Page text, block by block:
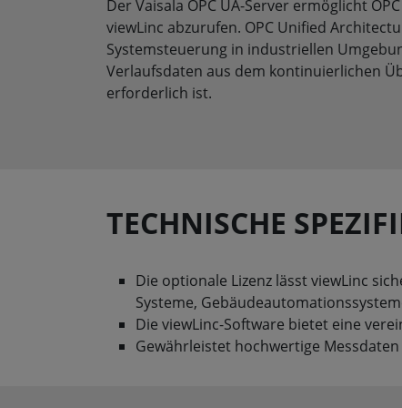
Der Vaisala OPC UA-Server ermöglicht
viewLinc abzurufen. OPC Unified
Systemsteuerung in industriellen
Verlaufsdaten aus dem kontinuierlichen
erforderlich ist.
TECHNISCHE
Die optionale Lizenz lässt viewLinc
Systeme,
Die viewLinc-Software bietet eine
Gewährleistet hochwertige